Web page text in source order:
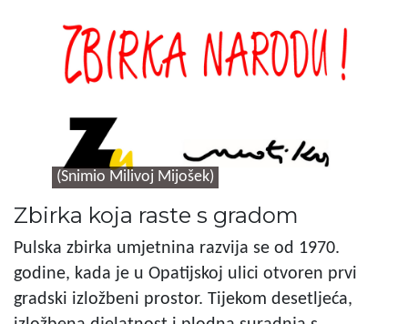
(Snimio Milivoj Mijošek)
Zbirka koja raste s gradom
Pulska zbirka umjetnina razvija se od 1970.
godine, kada je u Opatijskoj ulici otvoren prvi
gradski izložbeni prostor. Tijekom desetljeća,